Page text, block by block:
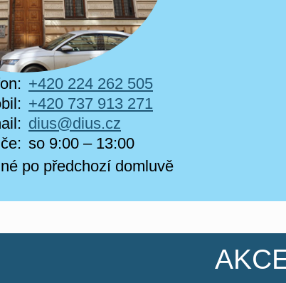
+420 224 262 505
+420 737 913 271
dius@dius.cz
so 9:00 – 13:00​
po předchozí domluvě